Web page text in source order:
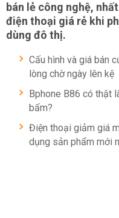
bán lẻ công nghệ,
điện thoại giá rẻ khi
dùng đô thị.
Cấu hình và giá bán
lòng chờ ngày lên kệ
Bphone B86 có thật
bấm?
Điện thoại giảm giá
dụng sản phẩm mới